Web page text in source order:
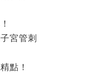
宮管刺
點！